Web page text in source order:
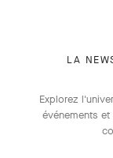
LA
Explorez
événements